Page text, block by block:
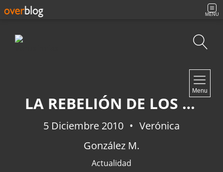
MENU
Menu
LA REBELIÓN DE LOS CONTROLADORES AÉREOS
5 Diciembre 2010
Verónica
González M.
Actualidad
Contacto
NEWSLETTER